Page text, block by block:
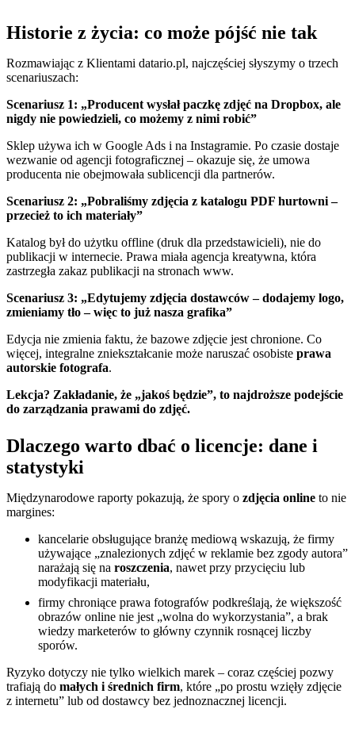
Historie z życia: co może pójść nie tak
Rozmawiając z Klientami datario.pl, najczęściej słyszymy o trzech
scenariuszach:
Scenariusz 1: „Producent wysłał paczkę zdjęć na Dropbox, ale
nigdy nie powiedzieli, co możemy z nimi robić”
Sklep używa ich w Google Ads i na Instagramie. Po czasie dostaje
wezwanie od agencji fotograficznej – okazuje się, że umowa
producenta nie obejmowała sublicencji dla partnerów.
Scenariusz 2: „Pobraliśmy zdjęcia z katalogu PDF hurtowni –
przecież to ich materiały”
Katalog był do użytku offline (druk dla przedstawicieli), nie do
publikacji w internecie. Prawa miała agencja kreatywna, która
zastrzegła zakaz publikacji na stronach www.
Scenariusz 3: „Edytujemy zdjęcia dostawców – dodajemy logo,
zmieniamy tło – więc to już nasza grafika”
Edycja nie zmienia faktu, że bazowe zdjęcie jest chronione. Co
więcej, integralne zniekształcanie może naruszać osobiste prawa
autorskie fotografa.
Lekcja? Zakładanie, że „jakoś będzie”, to najdroższe podejście
do zarządzania prawami do zdjęć.
Dlaczego warto dbać o licencje: dane i
statystyki
Międzynarodowe raporty pokazują, że spory o zdjęcia online to nie
margines:
kancelarie obsługujące branżę mediową wskazują, że firmy
używające „znalezionych zdjęć w reklamie bez zgody autora”
narażają się na roszczenia, nawet przy przycięciu lub
modyfikacji materiału,
firmy chroniące prawa fotografów podkreślają, że większość
obrazów online nie jest „wolna do wykorzystania”, a brak
wiedzy marketerów to główny czynnik rosnącej liczby
sporów.
Ryzyko dotyczy nie tylko wielkich marek – coraz częściej pozwy
trafiają do małych i średnich firm, które „po prostu wzięły zdjęcie
z internetu” lub od dostawcy bez jednoznacznej licencji.